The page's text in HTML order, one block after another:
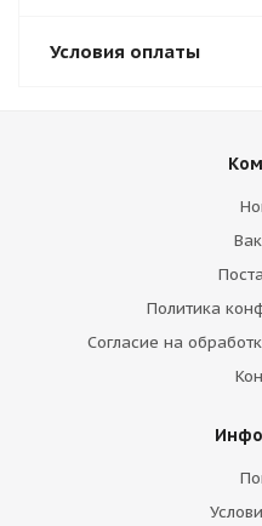
Условия оплаты
Политика
Согласие на